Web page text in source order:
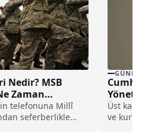
Nedir? MSB
Zaman
telefonuna Millî
seferberlikle
Üst
ve